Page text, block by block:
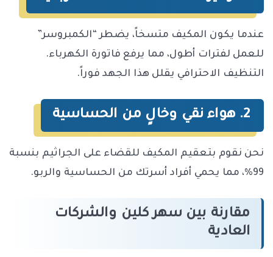
عندما يكون المكيف متسخاً، يضطر “الكمبروسر”
للعمل لفترات أطول، مما يرفع فاتورة الكهرباء.
التنظيف الاحترافي يقلل هذا الجهد فوراً.
2. هواء نقي وخالٍ من الحساسية
نحن نقوم بتعقيم المكيف للقضاء على الجراثيم بنسبة
99%، مما يحمي أفراد أسرتك من الحساسية والربو.
مقارنة بين سهر كلين والشركات
العادية